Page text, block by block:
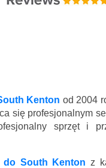
Kenton od 2004
się profesjonalnym
sprzęt i
do South Kenton z